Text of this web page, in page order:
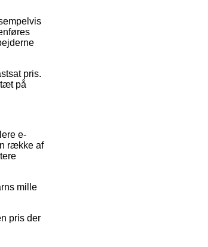
pris.
på
e-
række af
mille
pris der